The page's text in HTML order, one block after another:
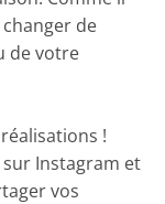
de
de votre
!
Instagram et
vos